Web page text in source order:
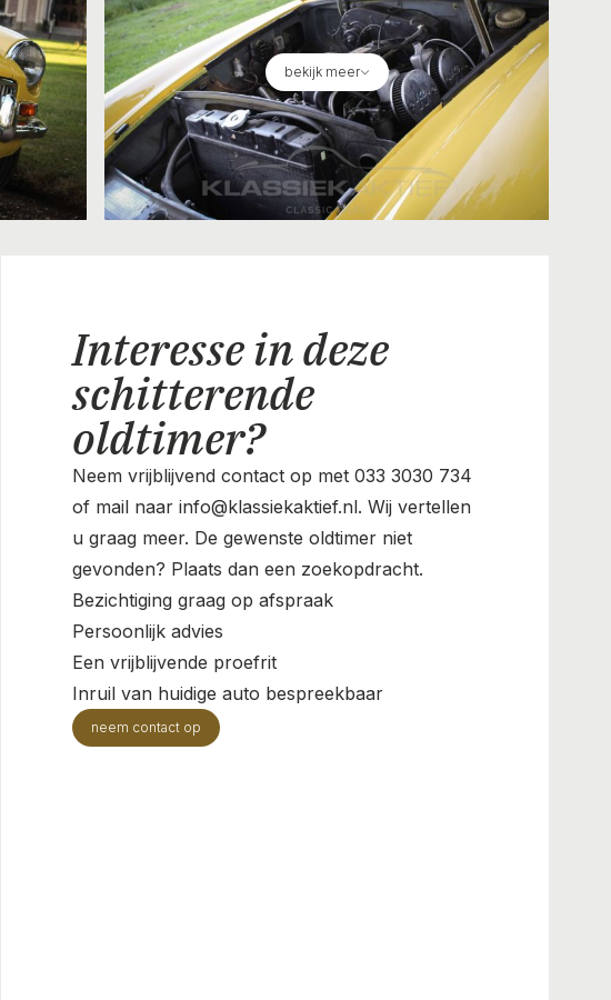
bekijk meer
Interesse in deze
schitterende
oldtimer?
Neem vrijblijvend contact op met 033 3030 734
of mail naar info@klassiekaktief.nl. Wij vertellen
u graag meer. De gewenste oldtimer niet
gevonden? Plaats dan een zoekopdracht.
Bezichtiging graag op afspraak
Persoonlijk advies
Een vrijblijvende proefrit
Inruil van huidige auto bespreekbaar
neem contact op